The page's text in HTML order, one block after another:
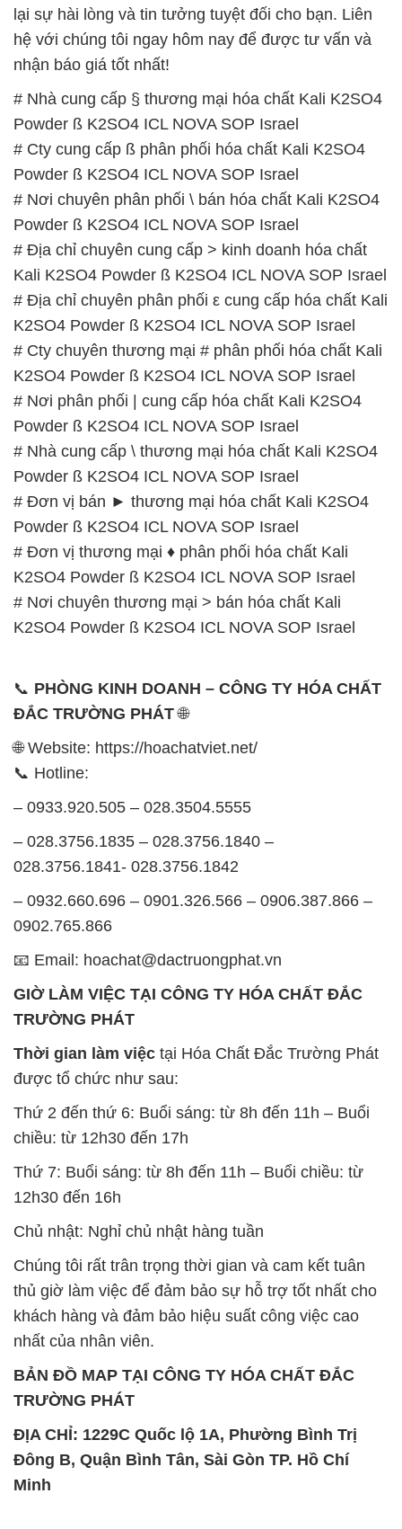
lại sự hài lòng và tin tưởng tuyệt đối cho bạn. Liên
hệ với chúng tôi ngay hôm nay để được tư vấn và
nhận báo giá tốt nhất!
# Nhà cung cấp § thương mại hóa chất Kali K2SO4
Powder ß K2SO4 ICL NOVA SOP Israel
# Cty cung cấp ß phân phối hóa chất Kali K2SO4
Powder ß K2SO4 ICL NOVA SOP Israel
# Nơi chuyên phân phối \ bán hóa chất Kali K2SO4
Powder ß K2SO4 ICL NOVA SOP Israel
# Địa chỉ chuyên cung cấp > kinh doanh hóa chất
Kali K2SO4 Powder ß K2SO4 ICL NOVA SOP Israel
# Địa chỉ chuyên phân phối ε cung cấp hóa chất Kali
K2SO4 Powder ß K2SO4 ICL NOVA SOP Israel
# Cty chuyên thương mại # phân phối hóa chất Kali
K2SO4 Powder ß K2SO4 ICL NOVA SOP Israel
# Nơi phân phối | cung cấp hóa chất Kali K2SO4
Powder ß K2SO4 ICL NOVA SOP Israel
# Nhà cung cấp \ thương mại hóa chất Kali K2SO4
Powder ß K2SO4 ICL NOVA SOP Israel
# Đơn vị bán ► thương mại hóa chất Kali K2SO4
Powder ß K2SO4 ICL NOVA SOP Israel
# Đơn vị thương mại ♦ phân phối hóa chất Kali
K2SO4 Powder ß K2SO4 ICL NOVA SOP Israel
# Nơi chuyên thương mại > bán hóa chất Kali
K2SO4 Powder ß K2SO4 ICL NOVA SOP Israel
📞 PHÒNG KINH DOANH – CÔNG TY HÓA CHẤT
ĐẮC TRƯỜNG PHÁT🌐
🌐 Website: https://hoachatviet.net/
📞 Hotline:
– 0933.920.505 – 028.3504.5555
– 028.3756.1835 – 028.3756.1840 –
028.3756.1841- 028.3756.1842
– 0932.660.696 – 0901.326.566 – 0906.387.866 –
0902.765.866
📧 Email: hoachat@dactruongphat.vn
GIỜ LÀM VIỆC TẠI CÔNG TY HÓA CHẤT ĐẮC
TRƯỜNG PHÁT
Thời gian làm việc tại Hóa Chất Đắc Trường Phát
được tổ chức như sau:
Thứ 2 đến thứ 6: Buổi sáng: từ 8h đến 11h – Buổi
chiều: từ 12h30 đến 17h
Thứ 7: Buổi sáng: từ 8h đến 11h – Buổi chiều: từ
12h30 đến 16h
Chủ nhật: Nghỉ chủ nhật hàng tuần
Chúng tôi rất trân trọng thời gian và cam kết tuân
thủ giờ làm việc để đảm bảo sự hỗ trợ tốt nhất cho
khách hàng và đảm bảo hiệu suất công việc cao
nhất của nhân viên.
BẢN ĐỒ MAP TẠI CÔNG TY HÓA CHẤT ĐẮC
TRƯỜNG PHÁT
ĐỊA CHỈ: 1229C Quốc lộ 1A, Phường Bình Trị
Đông B, Quận Bình Tân, Sài Gòn TP. Hồ Chí
Minh